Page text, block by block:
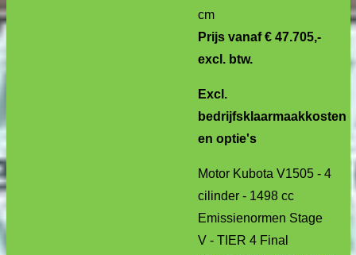
cm
Prijs vanaf € 47.705,-
excl. btw.
Excl.
bedrijfsklaarmaakkosten
en optie's
Motor Kubota V1505 - 4
cilinder - 1498 cc
Emissienormen Stage
V - TIER 4 Final